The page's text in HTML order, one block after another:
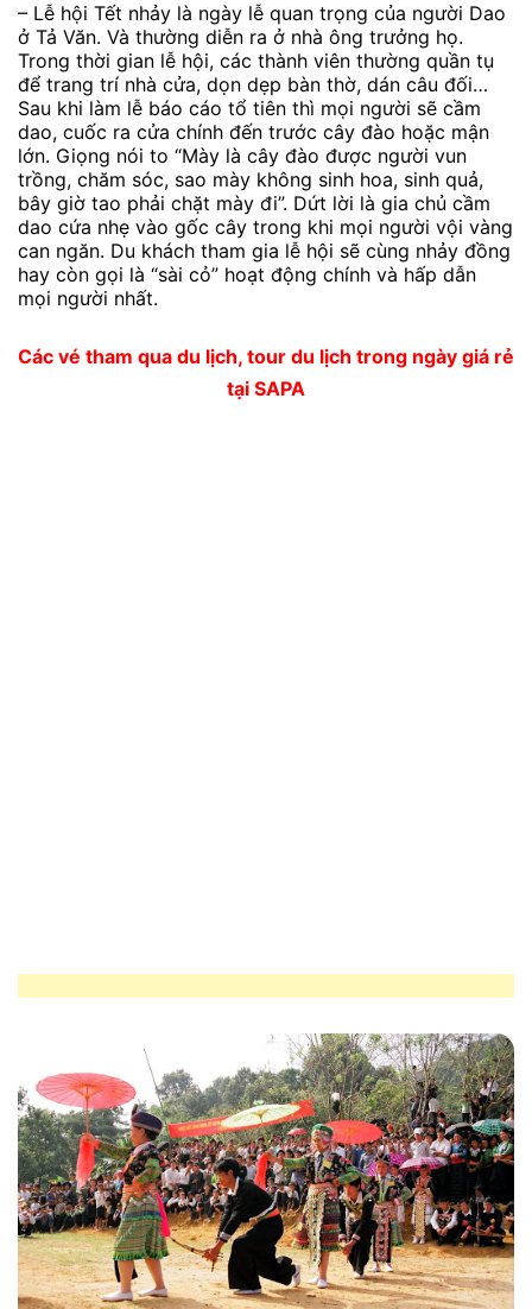
– Lễ hội Tết nhảy là ngày lễ quan trọng của người Dao
ở Tả Văn. Và thường diễn ra ở nhà ông trưởng họ.
Trong thời gian lễ hội, các thành viên thường quần tụ
để trang trí nhà cửa, dọn dẹp bàn thờ, dán câu đối…
Sau khi làm lễ báo cáo tổ tiên thì mọi người sẽ cầm
dao, cuốc ra cửa chính đến trước cây đào hoặc mận
lớn. Giọng nói to “Mày là cây đào được người vun
trồng, chăm sóc, sao mày không sinh hoa, sinh quả,
bây giờ tao phải chặt mày đi”. Dứt lời là gia chủ cầm
dao cứa nhẹ vào gốc cây trong khi mọi người vội vàng
can ngăn. Du khách tham gia lễ hội sẽ cùng nhảy đồng
hay còn gọi là “sài cỏ” hoạt động chính và hấp dẫn
mọi người nhất.
Các vé tham qua du lịch, tour du lịch trong ngày giá rẻ
tại SAPA